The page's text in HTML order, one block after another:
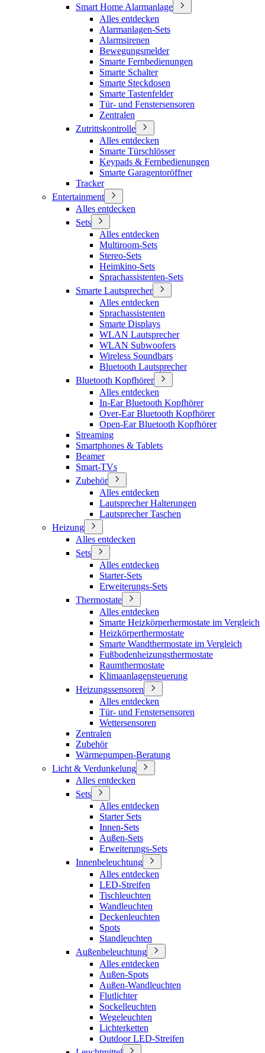
Smart Home Alarmanlage
Alles entdecken
Alarmanlagen-Sets
Alarmsirenen
Bewegungsmelder
Smarte Fernbedienungen
Smarte Schalter
Smarte Steckdosen
Smarte Tastenfelder
Tür- und Fenstersensoren
Zentralen
Zutrittskontrolle
Alles entdecken
Smarte Türschlösser
Keypads & Fernbedienungen
Smarte Garagentoröffner
Tracker
Entertainment
Alles entdecken
Sets
Alles entdecken
Multiroom-Sets
Stereo-Sets
Heimkino-Sets
Sprachassistenten-Sets
Smarte Lautsprecher
Alles entdecken
Sprachassistenten
Smarte Displays
WLAN Lautsprecher
WLAN Subwoofers
Wireless Soundbars
Bluetooth Lautsprecher
Bluetooth Kopfhörer
Alles entdecken
In-Ear Bluetooth Kopfhörer
Over-Ear Bluetooth Kopfhörer
Open-Ear Bluetooth Kopfhörer
Streaming
Smartphones & Tablets
Beamer
Smart-TVs
Zubehör
Alles entdecken
Lautsprecher Halterungen
Lautsprecher Taschen
Heizung
Alles entdecken
Sets
Alles entdecken
Starter-Sets
Erweiterungs-Sets
Thermostate
Alles entdecken
Smarte Heizkörperhermostate im Vergleich
Heizkörperthermostate
Smarte Wandthermostate im Vergleich
Fußbodenheizungsthermostate
Raumthermostate
Klimaanlagensteuerung
Heizungssensoren
Alles entdecken
Tür- und Fenstersensoren
Wettersensoren
Zentralen
Zubehör
Wärmepumpen-Beratung
Licht & Verdunkelung
Alles entdecken
Sets
Alles entdecken
Starter Sets
Innen-Sets
Außen-Sets
Erweiterungs-Sets
Innenbeleuchtung
Alles entdecken
LED-Streifen
Tischleuchten
Wandleuchten
Deckenleuchten
Spots
Standleuchten
Außenbeleuchtung
Alles entdecken
Außen-Spots
Außen-Wandleuchten
Flutlichter
Sockelleuchten
Wegeleuchten
Lichterketten
Outdoor LED-Streifen